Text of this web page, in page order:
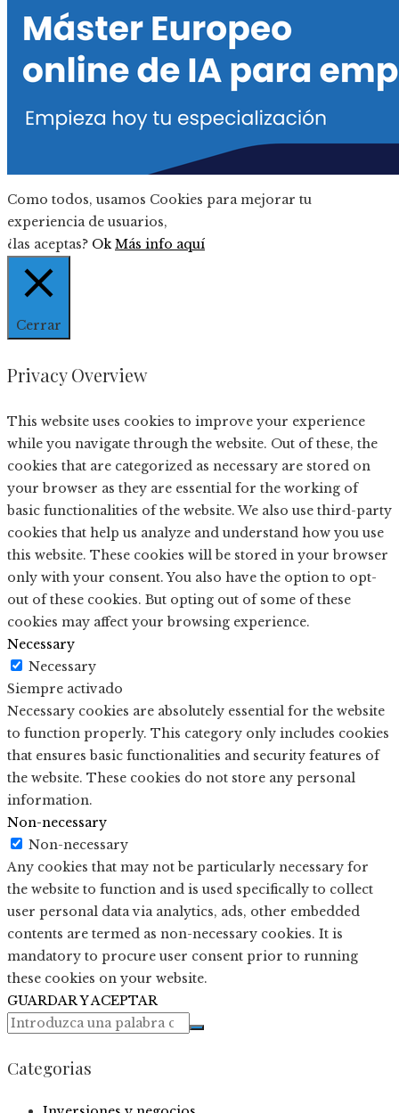
Como todos, usamos Cookies para mejorar tu
experiencia de usuarios,
¿las aceptas? Ok Más info aquí
Cerrar
Privacy Overview
This website uses cookies to improve your experience
while you navigate through the website. Out of these, the
cookies that are categorized as necessary are stored on
your browser as they are essential for the working of
basic functionalities of the website. We also use third-party
cookies that help us analyze and understand how you use
this website. These cookies will be stored in your browser
only with your consent. You also have the option to opt-
out of these cookies. But opting out of some of these
cookies may affect your browsing experience.
Necessary
Necessary
Siempre activado
Necessary cookies are absolutely essential for the website
to function properly. This category only includes cookies
that ensures basic functionalities and security features of
the website. These cookies do not store any personal
information.
Non-necessary
Non-necessary
Any cookies that may not be particularly necessary for
the website to function and is used specifically to collect
user personal data via analytics, ads, other embedded
contents are termed as non-necessary cookies. It is
mandatory to procure user consent prior to running
these cookies on your website.
GUARDAR Y ACEPTAR
Categorias